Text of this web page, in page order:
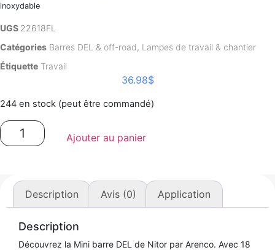
inoxydable
UGS 22618FL
Catégories Barres DEL & off-road, Lampes de travail & chantier
Étiquette Travail
36.98$
244 en stock (peut être commandé)
quantité
de
Lampe
pour
professionnel
1080LM
Ajouter au panier
Description Avis (0) Application
Description
Découvrez la Mini barre DEL de Nitor par Arenco. Avec 18